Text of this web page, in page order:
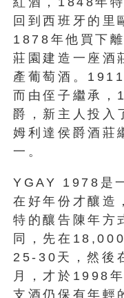
回到西班牙的里
1878年他買下
莊園建造一座酒
產葡萄酒。
而由侄子繼承，
爵，新主人投入
姆利達侯爵酒莊
一。
YGAY 1978是
在好年份才釀造
特的釀告陳年方
同，先在
25-30天，然後
月，才於1998
支酒仍保有年輕